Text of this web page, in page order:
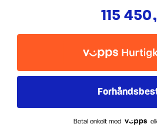
115 450
Betal enkelt med